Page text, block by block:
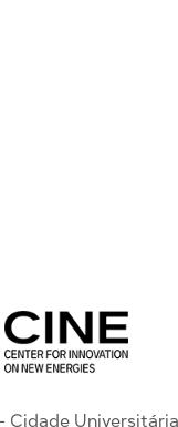
Cidade Universitária